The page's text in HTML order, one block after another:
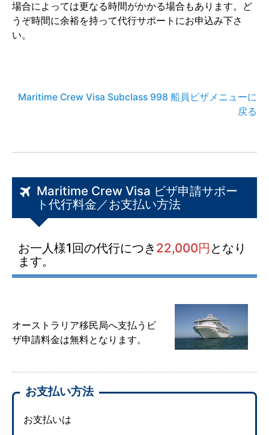
場合によっては更なる時間がかかる場合もあります。ど
うぞ時間に余裕を持って代行サポートにお申込み下さ
い。
Maritime Crew Visa Subclass 998 船員ビザメニューに
戻る
Maritime Crew Visa ビザ申請サポー
ト代行料金／お支払い方法
お一人様1回の代行につき 22,000円 となり
ます。
オーストラリア移民局へ支払うビ
ザ申請料金は無料となります。
お支払い方法
お支払いは